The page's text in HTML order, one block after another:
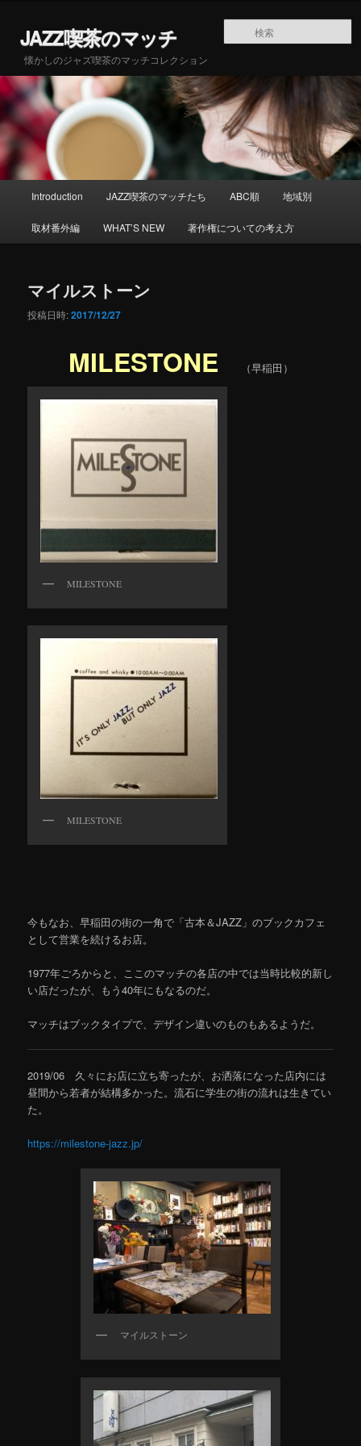
JAZZ喫茶のマッチ
懐かしのジャズ喫茶のマッチコレクション
Introduction JAZZ喫茶のマッチたち ABC順 地域別
取材番外編 WHAT’S NEW 著作権についての考え方
マイルストーン
投稿日時:2017/12/27
MILESTONE （早稲田）
MILESTONE
MILESTONE
今もなお、早稲田の街の一角で「古本＆JAZZ」のブックカフェ
として営業を続けるお店。
1977年ごろからと、ここのマッチの各店の中では当時比較的新し
い店だったが、もう40年にもなるのだ。
マッチはブックタイプで、デザイン違いのものもあるようだ。
2019/06 久々にお店に立ち寄ったが、お洒落になった店内には
昼間から若者が結構多かった。流石に学生の街の流れは生きてい
た。
https://milestone-jazz.jp/
マイルストーン